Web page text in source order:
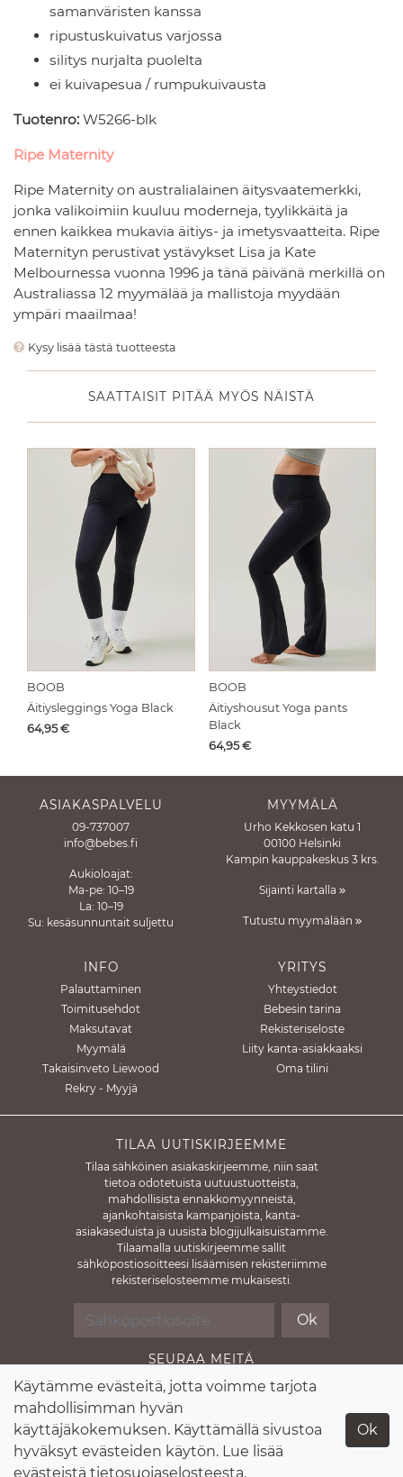
Käytämme evästeitä, jotta voimme tarjota
mahdollisimman hyvän
käyttäjäkokemuksen. Käyttämällä sivustoa
hyväksyt evästeiden käytön. Lue lisää
evästeistä tietosuojaselosteesta.
Ok
samanväristen kanssa
ripustuskuivatus varjossa
silitys nurjalta puolelta
ei kuivapesua / rumpukuivausta
Tuotenro: W5266-blk
Ripe Maternity
Ripe Maternity on australialainen äitysvaatemerkki,
jonka valikoimiin kuuluu moderneja, tyylikkäitä ja
ennen kaikkea mukavia äitiys- ja imetysvaatteita. Ripe
Maternityn perustivat ystävykset Lisa ja Kate
Melbournessa vuonna 1996 ja tänä päivänä merkillä on
Australiassa 12 myymälää ja mallistoja myydään
ympäri maailmaa!
Kysy lisää tästä tuotteesta
SAATTAISIT PITÄÄ MYÖS NÄISTÄ
BOOB
Äitiysleggings Yoga Black
Hinta
64,95€
BOOB
Äitiyshousut Yoga pants
Black
Hinta
64,95€
ASIAKASPALVELU
09-737007
info@bebes.fi
Aukioloajat:
Ma-pe: 10–19
La: 10–19
Su: kesäsunnuntait suljettu
MYYMÄLÄ
Urho Kekkosen katu 1
00100 Helsinki
Kampin kauppakeskus 3 krs.
Sijainti kartalla
Tutustu myymälään
INFO
Palauttaminen
Toimitusehdot
Maksutavat
Myymälä
Takaisinveto Liewood
Rekry - Myyjä
YRITYS
Yhteystiedot
Bebesin tarina
Rekisteriseloste
Liity kanta-asiakkaaksi
Oma tilini
TILAA UUTISKIRJEEMME
Tilaa sähköinen asiakaskirjeemme, niin saat
tietoa odotetuista uutuustuotteista,
mahdollisista ennakkomyynneistä,
ajankohtaisista kampanjoista, kanta-
asiakaseduista ja uusista blogijulkaisuistamme.
Tilaamalla uutiskirjeemme sallit
sähköpostiosoitteesi lisäämisen rekisteriimme
rekisteriselosteemme mukaisesti.
Ok
SEURAA MEITÄ
Facebook Instagram